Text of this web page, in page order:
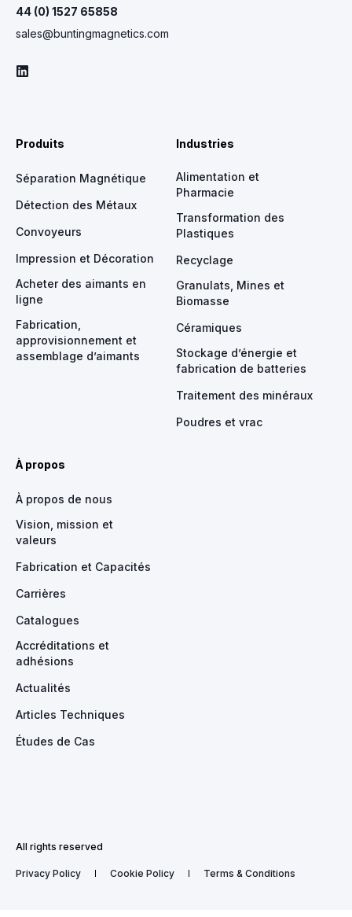
44 (0) 1527 65858
sales@buntingmagnetics.com
Produits
Séparation Magnétique
Détection des Métaux
Convoyeurs
Impression et Décoration
Acheter des aimants en
ligne
Fabrication,
approvisionnement et
assemblage d’aimants
Industries
Alimentation et
Pharmacie
Transformation des
Plastiques
Recyclage
Granulats, Mines et
Biomasse
Céramiques
Stockage d’énergie et
fabrication de batteries
Traitement des minéraux
Poudres et vrac
À propos
À propos de nous
Vision, mission et
valeurs
Fabrication et Capacités
Carrières
Catalogues
Accréditations et
adhésions
Actualités
Articles Techniques
Études de Cas
All rights reserved
Privacy Policy Cookie Policy Terms & Conditions